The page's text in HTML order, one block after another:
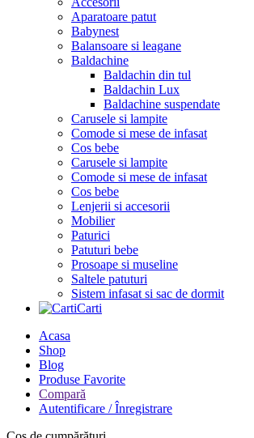
Aparatoare patut
Babynest
Balansoare si leagane
Baldachine
Baldachin din tul
Baldachin Lux
Baldachine suspendate
Carusele si lampite
Comode si mese de infasat
Cos bebe
Carusele si lampite
Comode si mese de infasat
Cos bebe
Lenjerii si accesorii
Mobilier
Paturici
Patuturi bebe
Prosoape si museline
Saltele patuturi
Sistem infasat si sac de dormit
Carti
Acasa
Shop
Blog
Produse Favorite
Compară
Autentificare / Înregistrare